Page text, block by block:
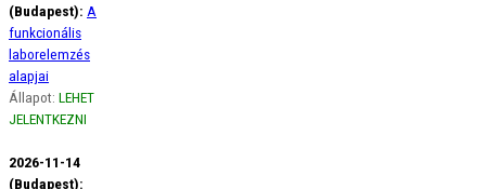
(Budapest): A
funkcionális
laborelemzés
alapjai
Állapot: LEHET
JELENTKEZNI
2026-11-14
(Budapest):